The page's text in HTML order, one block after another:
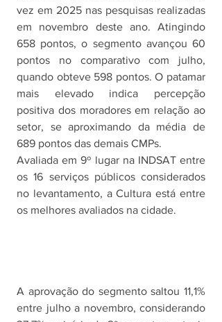
vez em 2025 nas pesquisas realizadas
em novembro deste ano. Atingindo
658 pontos, o segmento avançou 60
pontos no comparativo com julho,
quando obteve 598 pontos. O patamar
mais elevado indica percepção
positiva dos moradores em relação ao
setor, se aproximando da média de
689 pontos das demais CMPs.
Avaliada em 9º lugar na INDSAT entre
os 16 serviços públicos considerados
no levantamento, a Cultura está entre
os melhores avaliados na cidade.
A aprovação do segmento saltou 11,1%
entre julho a novembro, considerando